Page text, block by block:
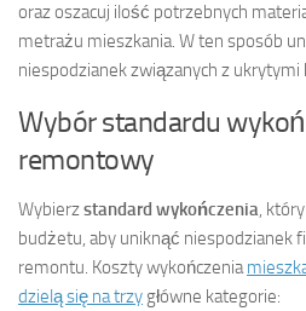
oraz oszacuj ilość potrzebnych
metrażu mieszkania. W ten sposób
niespodzianek związanych z ukrytymi
Wybór standardu
remontowy
Wybierzstandard wykończenia,
budżetu, aby uniknąć niespodzianek
remontu. Koszty wykończenia
dzielą się na trzy główne kategorie: